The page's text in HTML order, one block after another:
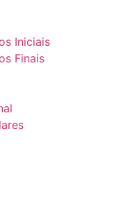
Iniciais
Finais